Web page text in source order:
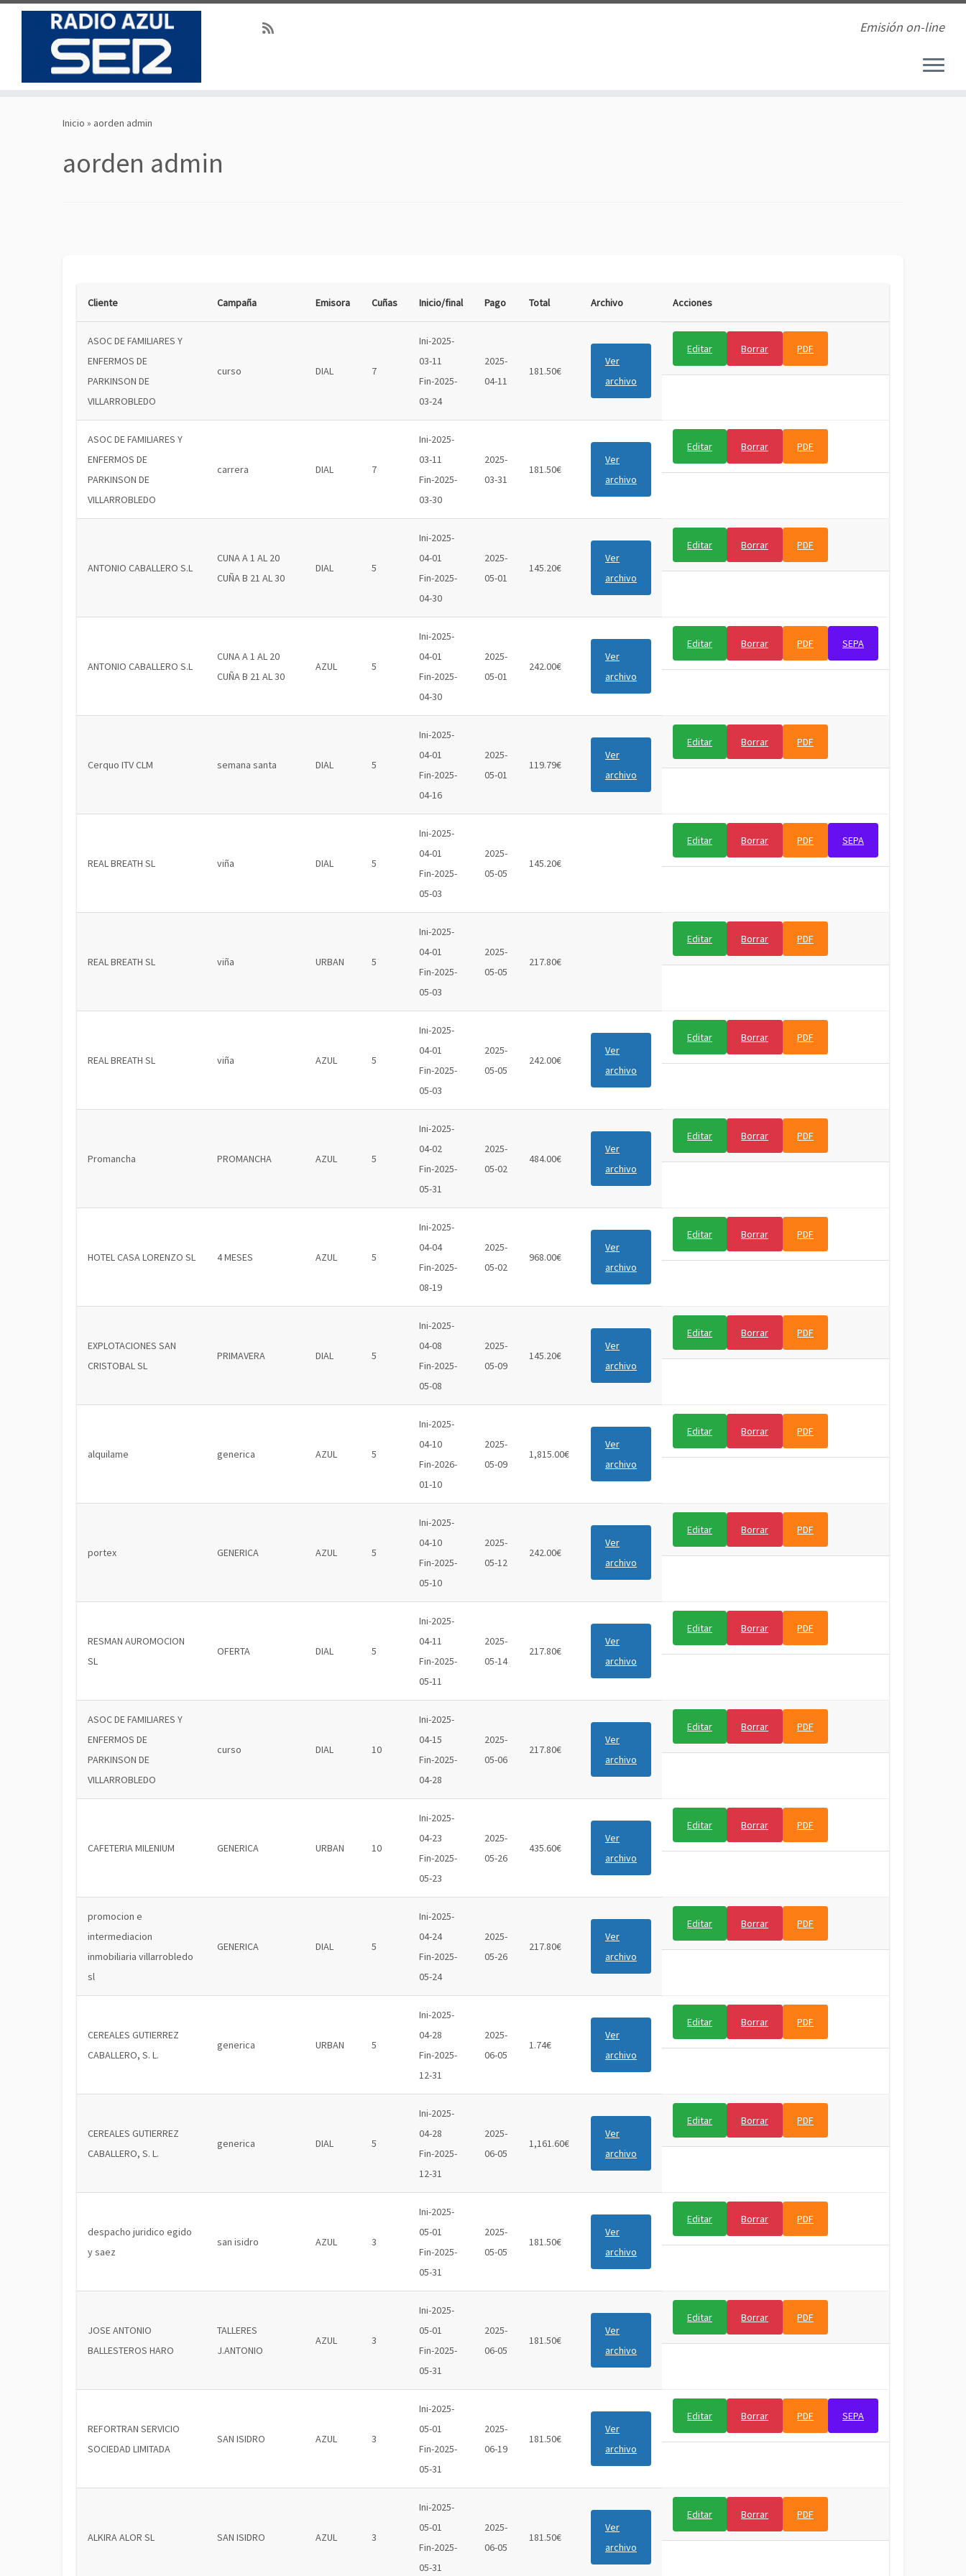
Emisión on-line
Inicio » aorden admin
aorden admin
Cliente Campaña Emisora Cuñas Inicio/final Pago Total Archivo Acciones
ASOC DE FAMILIARES Y
ENFERMOS DE
PARKINSON DE
VILLARROBLEDO
curso DIAL 7
Ini-2025-
03-11
Fin-2025-
03-24
2025-
04-11
181.50€
Ver
archivo
Editar Borrar PDF
ASOC DE FAMILIARES Y
ENFERMOS DE
PARKINSON DE
VILLARROBLEDO
carrera DIAL 7
Ini-2025-
03-11
Fin-2025-
03-30
2025-
03-31
181.50€
Ver
archivo
Editar Borrar PDF
ANTONIO CABALLERO S.L
CUNA A 1 AL 20
CUÑA B 21 AL 30
DIAL 5
Ini-2025-
04-01
Fin-2025-
04-30
2025-
05-01
145.20€
Ver
archivo
Editar Borrar PDF
ANTONIO CABALLERO S.L
CUNA A 1 AL 20
CUÑA B 21 AL 30
AZUL 5
Ini-2025-
04-01
Fin-2025-
04-30
2025-
05-01
242.00€
Ver
archivo
Editar Borrar PDF SEPA
Cerquo ITV CLM semana santa DIAL 5
Ini-2025-
04-01
Fin-2025-
04-16
2025-
05-01
119.79€
Ver
archivo
Editar Borrar PDF
REAL BREATH SL viña DIAL 5
Ini-2025-
04-01
Fin-2025-
05-03
2025-
05-05
145.20€
Editar Borrar PDF SEPA
REAL BREATH SL viña URBAN 5
Ini-2025-
04-01
Fin-2025-
05-03
2025-
05-05
217.80€
Editar Borrar PDF
REAL BREATH SL viña AZUL 5
Ini-2025-
04-01
Fin-2025-
05-03
2025-
05-05
242.00€
Ver
archivo
Editar Borrar PDF
Promancha PROMANCHA AZUL 5
Ini-2025-
04-02
Fin-2025-
05-31
2025-
05-02
484.00€
Ver
archivo
Editar Borrar PDF
HOTEL CASA LORENZO SL 4 MESES AZUL 5
Ini-2025-
04-04
Fin-2025-
08-19
2025-
05-02
968.00€
Ver
archivo
Editar Borrar PDF
EXPLOTACIONES SAN
CRISTOBAL SL
PRIMAVERA DIAL 5
Ini-2025-
04-08
Fin-2025-
05-08
2025-
05-09
145.20€
Ver
archivo
Editar Borrar PDF
alquilame generica AZUL 5
Ini-2025-
04-10
Fin-2026-
01-10
2025-
05-09
1,815.00€
Ver
archivo
Editar Borrar PDF
portex GENERICA AZUL 5
Ini-2025-
04-10
Fin-2025-
05-10
2025-
05-12
242.00€
Ver
archivo
Editar Borrar PDF
RESMAN AUROMOCION
SL
OFERTA DIAL 5
Ini-2025-
04-11
Fin-2025-
05-11
2025-
05-14
217.80€
Ver
archivo
Editar Borrar PDF
ASOC DE FAMILIARES Y
ENFERMOS DE
PARKINSON DE
VILLARROBLEDO
curso DIAL 10
Ini-2025-
04-15
Fin-2025-
04-28
2025-
05-06
217.80€
Ver
archivo
Editar Borrar PDF
CAFETERIA MILENIUM GENERICA URBAN 10
Ini-2025-
04-23
Fin-2025-
05-23
2025-
05-26
435.60€
Ver
archivo
Editar Borrar PDF
promocion e
intermediacion
inmobiliaria villarrobledo
sl
GENERICA DIAL 5
Ini-2025-
04-24
Fin-2025-
05-24
2025-
05-26
217.80€
Ver
archivo
Editar Borrar PDF
CEREALES GUTIERREZ
CABALLERO, S. L.
generica URBAN 5
Ini-2025-
04-28
Fin-2025-
12-31
2025-
06-05
1.74€
Ver
archivo
Editar Borrar PDF
CEREALES GUTIERREZ
CABALLERO, S. L.
generica DIAL 5
Ini-2025-
04-28
Fin-2025-
12-31
2025-
06-05
1,161.60€
Ver
archivo
Editar Borrar PDF
despacho juridico egido
y saez
san isidro AZUL 3
Ini-2025-
05-01
Fin-2025-
05-31
2025-
05-05
181.50€
Ver
archivo
Editar Borrar PDF
JOSE ANTONIO
BALLESTEROS HARO
TALLERES
J.ANTONIO
AZUL 3
Ini-2025-
05-01
Fin-2025-
05-31
2025-
06-05
181.50€
Ver
archivo
Editar Borrar PDF
REFORTRAN SERVICIO
SOCIEDAD LIMITADA
SAN ISIDRO AZUL 3
Ini-2025-
05-01
Fin-2025-
05-31
2025-
06-19
181.50€
Ver
archivo
Editar Borrar PDF SEPA
ALKIRA ALOR SL SAN ISIDRO AZUL 3
Ini-2025-
05-01
Fin-2025-
05-31
2025-
06-05
181.50€
Ver
archivo
Editar Borrar PDF